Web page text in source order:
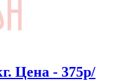
Цена - 375р/